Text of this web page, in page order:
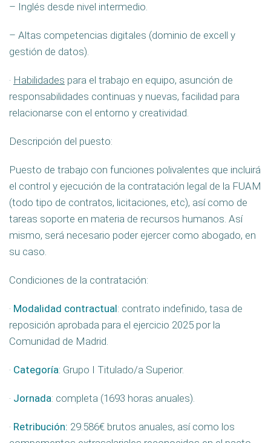
– Inglés desde nivel intermedio.
– Altas competencias digitales (dominio de excell y
gestión de datos).
· Habilidades para el trabajo en equipo, asunción de
responsabilidades continuas y nuevas, facilidad para
relacionarse con el entorno y creatividad.
Descripción del puesto:
Puesto de trabajo con funciones polivalentes que incluirá
el control y ejecución de la contratación legal de la FUAM
(todo tipo de contratos, licitaciones, etc), así como de
tareas soporte en materia de recursos humanos. Así
mismo, será necesario poder ejercer como abogado, en
su caso.
Condiciones de la contratación:
· Modalidad contractual: contrato indefinido, tasa de
reposición aprobada para el ejercicio 2025 por la
Comunidad de Madrid.
· Categoría: Grupo I Titulado/a Superior.
· Jornada: completa (1693 horas anuales).
· Retribución: 29.586€ brutos anuales, así como los